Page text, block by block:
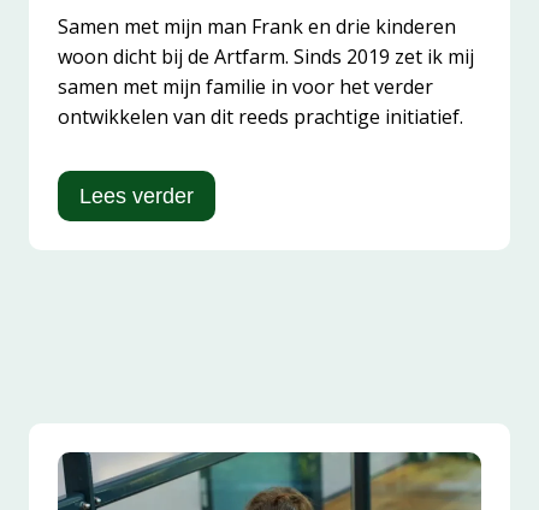
Samen met mijn man Frank en drie kinderen
woon dicht bij de Artfarm. Sinds 2019 zet ik mij
samen met mijn familie in voor het verder
ontwikkelen van dit reeds prachtige initiatief.
Lees verder